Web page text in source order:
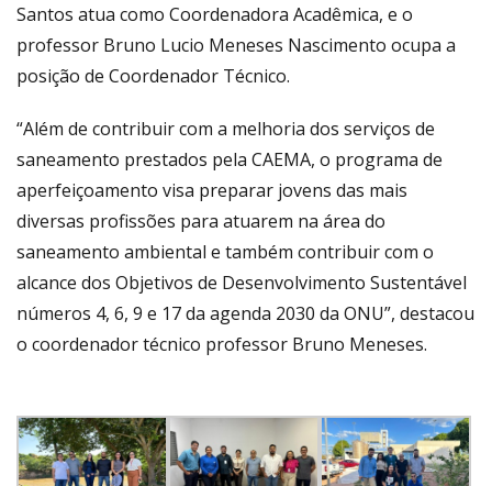
Santos atua como Coordenadora Acadêmica, e o
professor Bruno Lucio Meneses Nascimento ocupa a
posição de Coordenador Técnico.
“Além de contribuir com a melhoria dos serviços de
saneamento prestados pela CAEMA, o programa de
aperfeiçoamento visa preparar jovens das mais
diversas profissões para atuarem na área do
saneamento ambiental e também contribuir com o
alcance dos Objetivos de Desenvolvimento Sustentável
números 4, 6, 9 e 17 da agenda 2030 da ONU”, destacou
o coordenador técnico professor Bruno Meneses.